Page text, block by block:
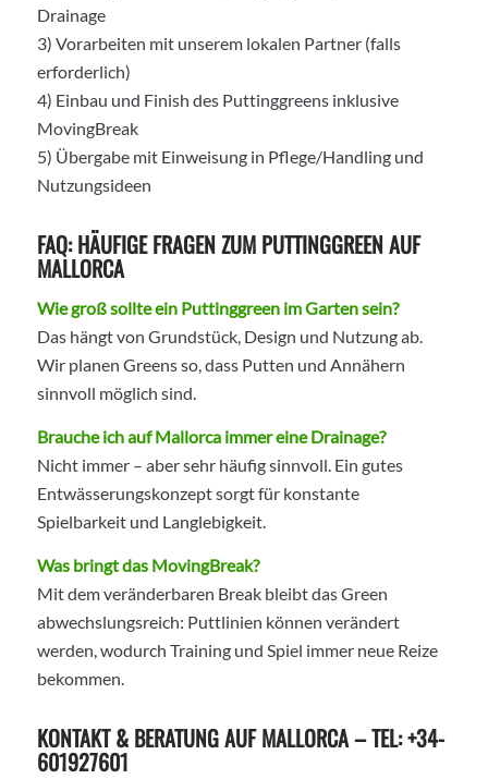
Drainage
3) Vorarbeiten mit unserem lokalen Partner (falls
erforderlich)
4) Einbau und Finish des Puttinggreens inklusive
MovingBreak
5) Übergabe mit Einweisung in Pflege/Handling und
Nutzungsideen
FAQ: HÄUFIGE FRAGEN ZUM PUTTINGGREEN AUF
MALLORCA
Wie groß sollte ein Puttinggreen im Garten sein?
Das hängt von Grundstück, Design und Nutzung ab.
Wir planen Greens so, dass Putten und Annähern
sinnvoll möglich sind.
Brauche ich auf Mallorca immer eine Drainage?
Nicht immer – aber sehr häufig sinnvoll. Ein gutes
Entwässerungskonzept sorgt für konstante
Spielbarkeit und Langlebigkeit.
Was bringt das MovingBreak?
Mit dem veränderbaren Break bleibt das Green
abwechslungsreich: Puttlinien können verändert
werden, wodurch Training und Spiel immer neue Reize
bekommen.
KONTAKT & BERATUNG AUF MALLORCA – TEL: +34-
601927601